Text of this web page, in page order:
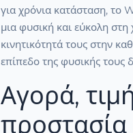
για χρόνια κατάσταση, το
μια φυσική και εύκολη
κινητικότητά τους στην
επίπεδο της φυσικής τους
Αγορά,